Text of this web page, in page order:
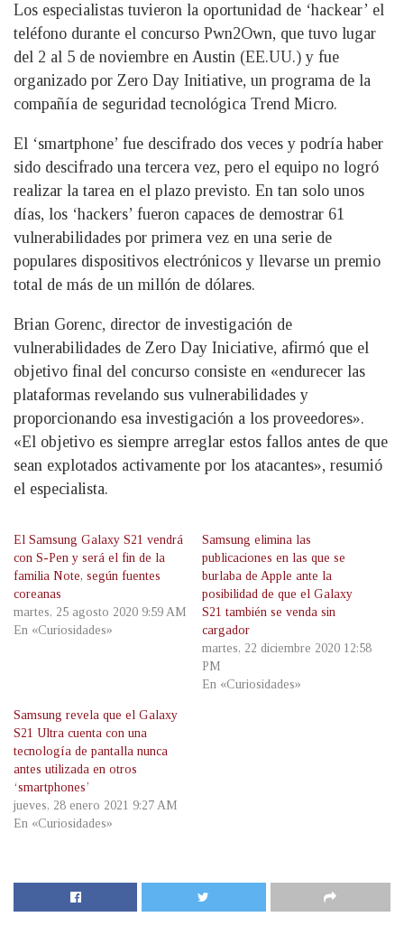
Los especialistas tuvieron la oportunidad de ‘hackear’ el
teléfono durante el concurso Pwn2Own, que tuvo lugar
del 2 al 5 de noviembre en Austin (EE.UU.) y fue
organizado por Zero Day Initiative, un programa de la
compañía de seguridad tecnológica Trend Micro.
El ‘smartphone’ fue descifrado dos veces y podría haber
sido descifrado una tercera vez, pero el equipo no logró
realizar la tarea en el plazo previsto. En tan solo unos
días, los ‘hackers’ fueron capaces de demostrar 61
vulnerabilidades por primera vez en una serie de
populares dispositivos electrónicos y llevarse un premio
total de más de un millón de dólares.
Brian Gorenc, director de investigación de
vulnerabilidades de Zero Day Iniciative, afirmó que el
objetivo final del concurso consiste en «endurecer las
plataformas revelando sus vulnerabilidades y
proporcionando esa investigación a los proveedores».
«El objetivo es siempre arreglar estos fallos antes de que
sean explotados activamente por los atacantes», resumió
el especialista.
El Samsung Galaxy S21 vendrá
con S-Pen y será el fin de la
familia Note, según fuentes
coreanas
martes, 25 agosto 2020 9:59 AM
En «Curiosidades»
Samsung elimina las
publicaciones en las que se
burlaba de Apple ante la
posibilidad de que el Galaxy
S21 también se venda sin
cargador
martes, 22 diciembre 2020 12:58
PM
En «Curiosidades»
Samsung revela que el Galaxy
S21 Ultra cuenta con una
tecnología de pantalla nunca
antes utilizada en otros
‘smartphones’
jueves, 28 enero 2021 9:27 AM
En «Curiosidades»